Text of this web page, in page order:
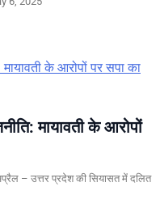
मायावती के आरोपों
– उत्तर प्रदेश की सियासत में दलित